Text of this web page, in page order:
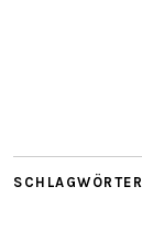
SCHLAGWÖRTER